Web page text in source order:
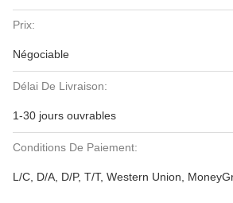
Prix:
Négociable
Délai De Livraison:
1-30 jours ouvrables
Conditions De Paiement:
L/C, D/A, D/P, T/T, Western Union,